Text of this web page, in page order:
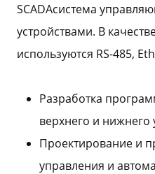
SCADAсистема
устройствами. В
используются RS-485,
Разработка
верхнего и нижнего
Проектирование и
управления и